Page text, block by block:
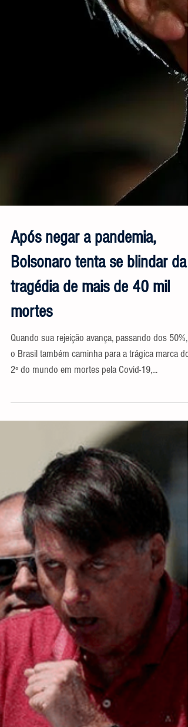
Após negar a pandemia,
Bolsonaro tenta se blindar da
tragédia de mais de 40 mil
Quando sua rejeição avança, passando dos 50%, e
o Brasil também caminha para a trágica marca do
2º do mundo em mortes pela Covid-19,...